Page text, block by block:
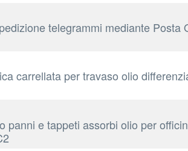
telegrammi mediante Posta
carrellata per travaso olio
e tappeti assorbi olio per